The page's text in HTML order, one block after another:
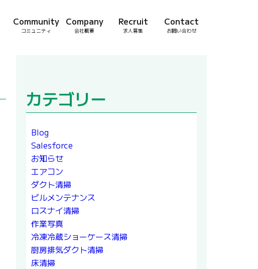
Community
コミュニティ
Company
会社概要
Recruit
求人募集
Contact
お問い合わせ
カテゴリー
Blog
Salesforce
お知らせ
エアコン
ダクト清掃
ビルメンテナンス
ロスナイ清掃
作業写真
冷凍冷蔵ショーケース清掃
厨房排気ダクト清掃
床清掃